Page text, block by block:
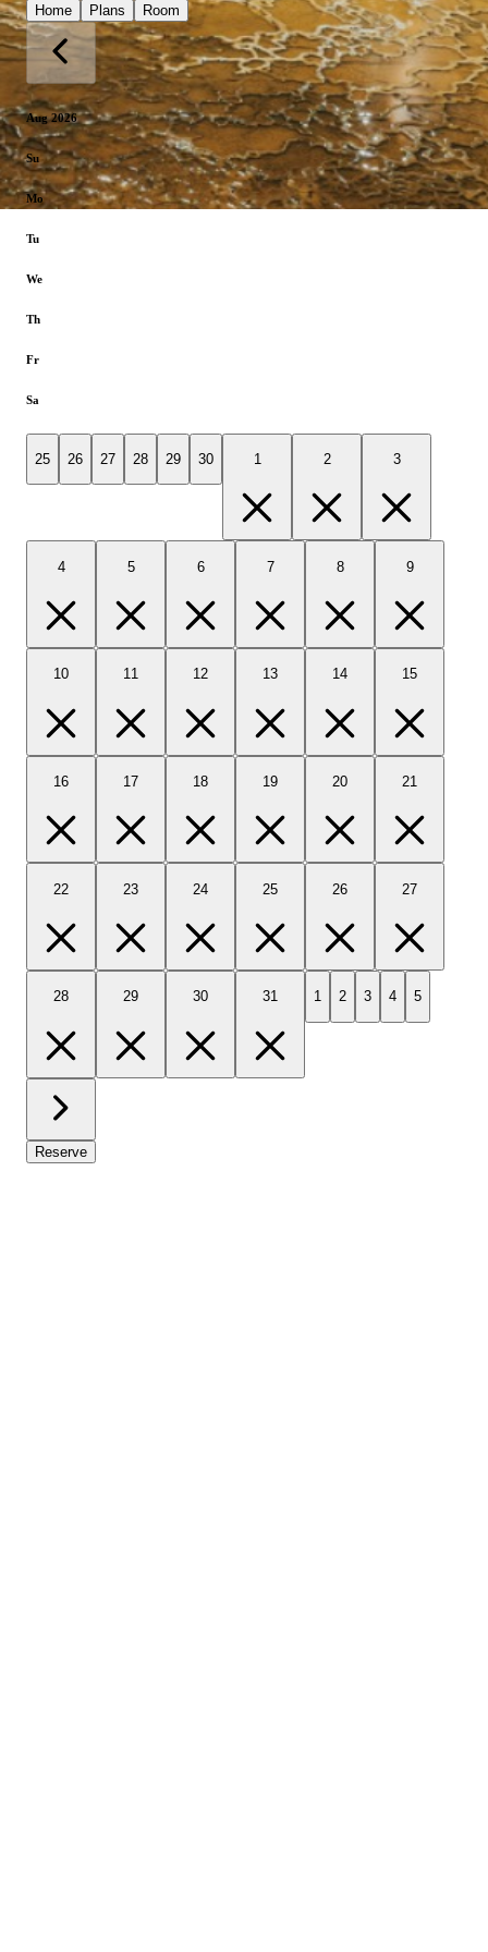
Home Plans Room
Aug 2026
Su
Mo
Tu
We
Th
Fr
Sa
25 26 27 28 29 30 1 2 3
4 5 6 7 8 9
10 11 12 13 14 15
16 17 18 19 20 21
22 23 24 25 26 27
28 29 30 31 1 2 3 4 5
Reserve